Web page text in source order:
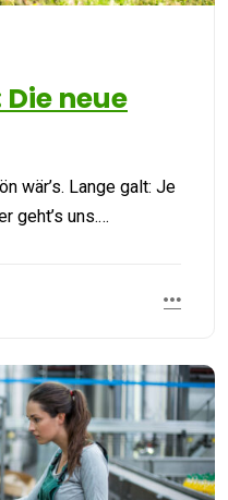
neue
wär’s. Lange galt: Je
geht’s uns.…